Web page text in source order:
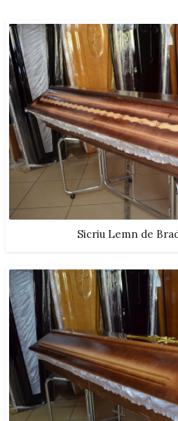
Sicriu Lemn de